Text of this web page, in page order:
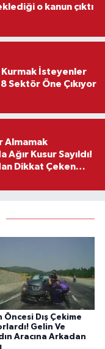
o kanun çıktı
Kurmak İsteyenler
Sektör Öne Çıkıyor
Almamak
Ağır Kusur Sayıldı!
Dikkat Çeken
Öncesi Dış Çekime
Gelin Ve
Aracına Arkadan